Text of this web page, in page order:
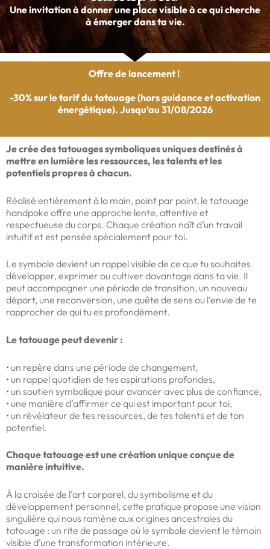
Une invitation à donner une place visible à ce qui cherche
à émerger dans ta vie.
Offre de lancement !
-30% sur le tarif du tatouage (hors guidance et activation
énergétique). Jusqu’au 31/08/2026
Je crée des tatouages symboliques uniques destinés à
mettre en lumière les ressources, les talents et les
potentiels propres à chacun.
Réalisé entièrement à la main, point par point, le tatouage
handpoke offre une approche lente, attentive et
respectueuse du corps. Chaque création naît d’un travail
intuitif et est pensée spécialement pour toi.
Le symbole devient un rappel visible de ce que tu souhaites
développer, exprimer ou cultiver davantage dans ta vie. Il
peut accompagner une période de transition, un nouveau
départ, une reconversion, une quête de sens ou l’envie de te
rapprocher de qui tu es profondément.
Le tatouage peut devenir :
• un repère dans une période de changement,
• un rappel quotidien de tes aspirations profondes,
• un soutien symbolique pour avancer avec plus de confiance,
• une manière d’affirmer ce qui est important pour toi,
• un révélateur de tes ressources, de tes talents et de ton
potentiel.
Chaque tatouage est une création unique conçue de
manière intuitive.
À la croisée de l’art corporel, du symbolisme et du
développement personnel, cette pratique propose une vision
singulière qui nous ramène aux origines ancestrales du
tatouage : un rite de passage où le symbole devient le témoin
visible d’une transformation intérieure.